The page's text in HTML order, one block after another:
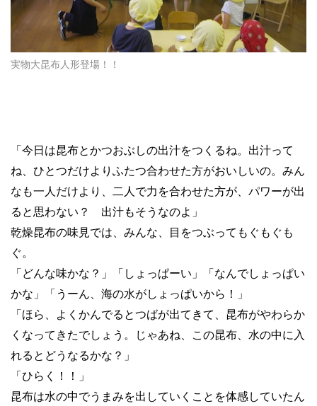
実物大昆布人形登場！！
「今日は昆布とかつおぶしの出汁をつくるね。出汁って
ね、ひとつだけよりふたつ合わせた方がおいしいの。みん
なも一人だけより、二人で力を合わせた方が、パワーが出
ると思わない？ 出汁もそうなのよ」
乾燥昆布の味見では、みんな、目をつぶってもぐもぐも
ぐ。
「どんな味かな？」「しょっぱーい」「なんでしょっぱい
かな」「うーん、海の水がしょっぱいから！」
「ほら、よくかんでるとつばが出てきて、昆布がやわらか
くなってきたでしょう。じゃあね、この昆布、水の中に入
れるとどうなるかな？」
「ひらく！！」
昆布は水の中でうまみを出していくことを体感していたん